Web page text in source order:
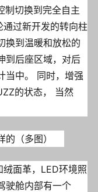
制切换到完全自主
通过新开发的转向柱
换到温暖和放松的
到后座区域，对后
当中。 同时，增强
的状态， 当然
面革，LED环境照
驶舱内部有一个